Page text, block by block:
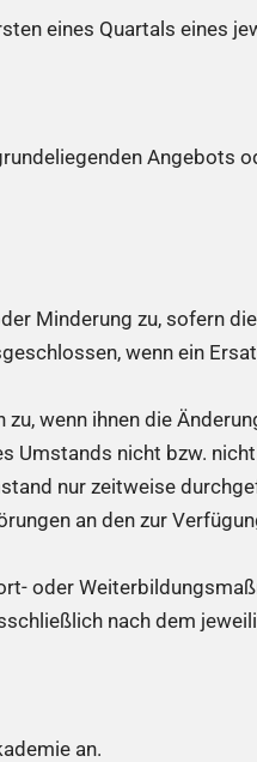
eines Quartals eines
Angebots
Minderung zu, sofern
wenn ein
wenn ihnen die
Umstands nicht bzw.
nur zeitweise
an den zur
oder
nach dem
an.